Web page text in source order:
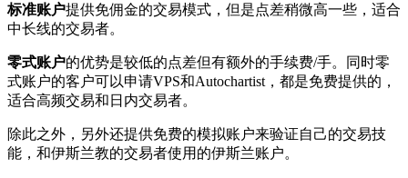
标准账户提供免佣金的交易模式，但是点差稍微高一些，适合
中长线的交易者。
零式账户的优势是较低的点差但有额外的手续费/手。同时零
式账户的客户可以申请VPS和Autochartist，都是免费提供的，
适合高频交易和日内交易者。
除此之外，另外还提供免费的模拟账户来验证自己的交易技
能，和伊斯兰教的交易者使用的伊斯兰账户。